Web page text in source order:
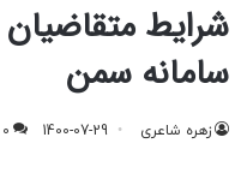
شرایط
سامانه سمن
زهره شاعری 1400-07-29
0